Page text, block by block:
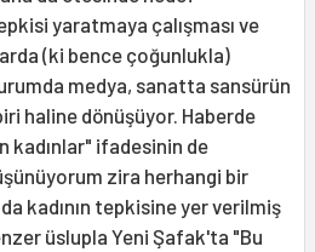
yaratmaya çalışması ve
(ki bence çoğunlukla)
medya, sanatta sansürün
haline dönüşüyor. Haberde
kadınlar" ifadesinin de
zira herhangi bir
kadının tepkisine yer verilmiş
üslupla Yeni Şafak'ta "Bu